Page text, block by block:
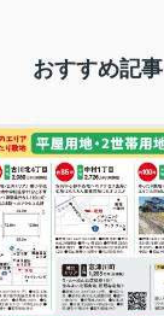
おすすめ記事